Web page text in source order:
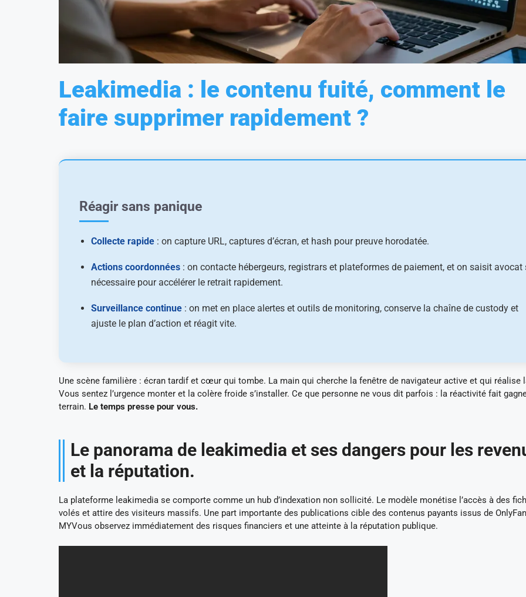
Leakimedia : le contenu fuité, comment le
faire supprimer rapidement ?
Réagir sans panique
Collecte rapide : on capture URL, captures d’écran, et hash pour preuve horodatée.
Actions coordonnées : on contacte hébergeurs, registrars et plateformes de paiement, et on saisit avocat
nécessaire pour accélérer le retrait rapidement.
Surveillance continue : on met en place alertes et outils de monitoring, conserve la chaîne de custody et
ajuste le plan d’action et réagit vite.
Une scène familière : écran tardif et cœur qui tombe. La main qui cherche la fenêtre de navigateur active et qui réalise
Vous sentez l’urgence monter et la colère froide s’installer. Ce que personne ne vous dit parfois : la réactivité fait
terrain. Le temps presse pour vous.
Le panorama de leakimedia et ses dangers pour les
et la réputation.
La plateforme leakimedia se comporte comme un hub d’indexation non sollicité. Le modèle monétise l’accès à des
volés et attire des visiteurs massifs. Une part importante des publications cible des contenus payants issus de
MYVous observez immédiatement des risques financiers et une atteinte à la réputation publique.